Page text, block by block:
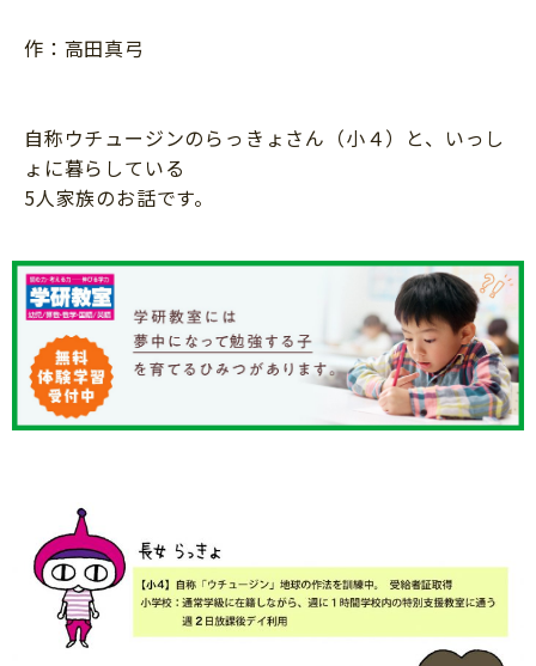
マネー
「こそだてまっぷ」とは
作：高田真弓
自称ウチュージンのらっきょさん（小４）と、いっし
ょに暮らしている
5人家族のお話です。